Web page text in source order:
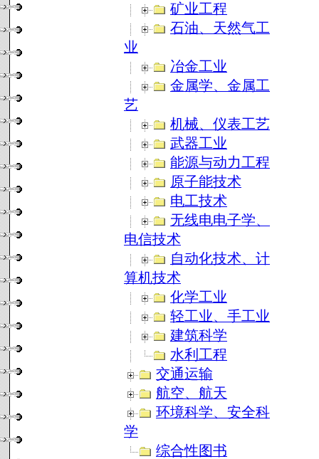
矿业工程
石油、天然气工
业
冶金工业
金属学、金属工
艺
机械、仪表工艺
武器工业
能源与动力工程
原子能技术
电工技术
无线电电子学、
电信技术
自动化技术、计
算机技术
化学工业
轻工业、手工业
建筑科学
水利工程
交通运输
航空、航天
环境科学、安全科
学
综合性图书